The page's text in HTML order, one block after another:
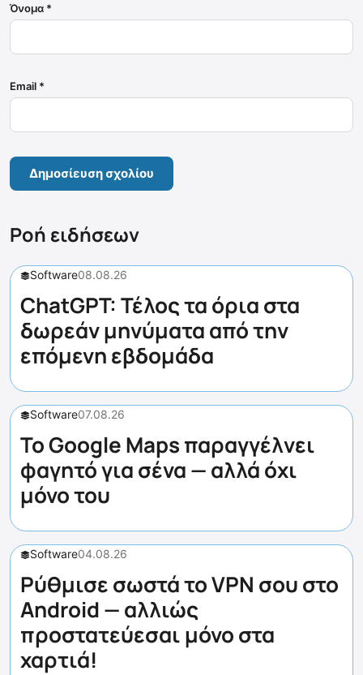
Όνομα *
Email *
Ροή ειδήσεων
Software08.08.26
ChatGPT: Τέλος τα όρια στα
δωρεάν μηνύματα από την
επόμενη εβδομάδα
Software07.08.26
Το Google Maps παραγγέλνει
φαγητό για σένα — αλλά όχι
μόνο του
Software04.08.26
Ρύθμισε σωστά το VPN σου στο
Android — αλλιώς
προστατεύεσαι μόνο στα
χαρτιά!